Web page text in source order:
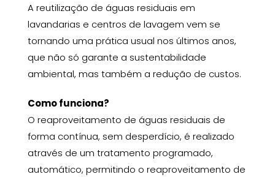
A reutilização de águas residuais em
lavandarias e centros de lavagem vem se
tornando uma prática usual nos últimos anos,
que não só garante a sustentabilidade
ambiental, mas também a redução de custos.
Como funciona?
O reaproveitamento de águas residuais de
forma contínua, sem desperdício, é realizado
através de um tratamento programado,
automático, permitindo o reaproveitamento de